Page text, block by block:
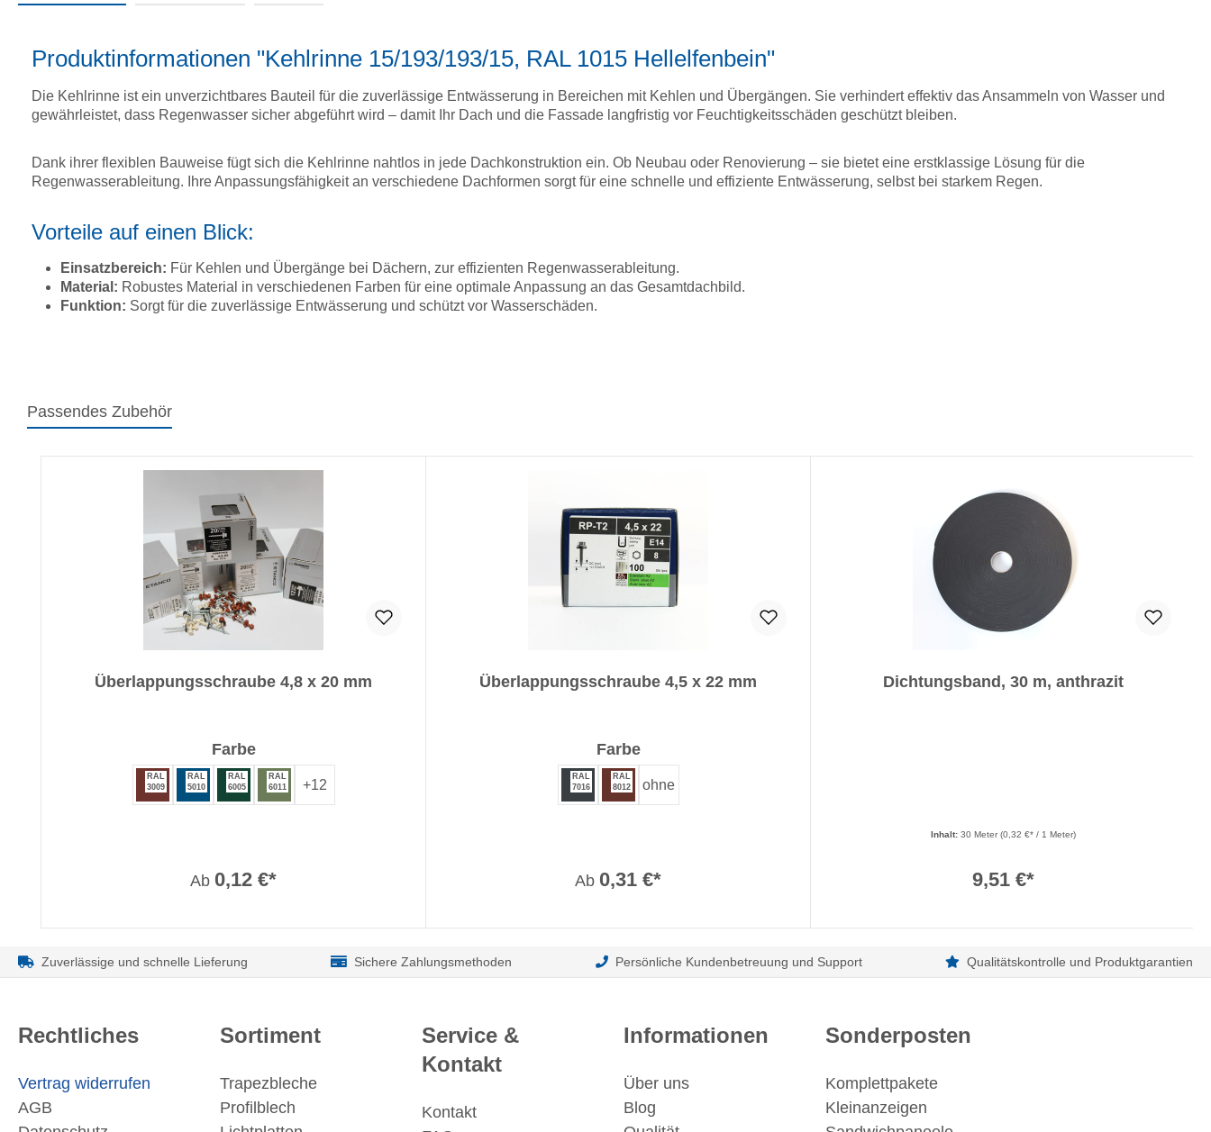
Produktinformationen "Kehlrinne 15/193/193/15, RAL 1015 Hellelfenbein"
Die Kehlrinne ist ein unverzichtbares Bauteil für die zuverlässige Entwässerung in Bereichen mit Kehlen und Übergängen. Sie verhindert effektiv das Ansammeln von Wasser und
gewährleistet, dass Regenwasser sicher abgeführt wird – damit Ihr Dach und die Fassade langfristig vor Feuchtigkeitsschäden geschützt bleiben.
Dank ihrer flexiblen Bauweise fügt sich die Kehlrinne nahtlos in jede Dachkonstruktion ein. Ob Neubau oder Renovierung – sie bietet eine erstklassige Lösung für die
Regenwasserableitung. Ihre Anpassungsfähigkeit an verschiedene Dachformen sorgt für eine schnelle und effiziente Entwässerung, selbst bei starkem Regen.
Vorteile auf einen Blick:
Einsatzbereich: Für Kehlen und Übergänge bei Dächern, zur effizienten Regenwasserableitung.
Material: Robustes Material in verschiedenen Farben für eine optimale Anpassung an das Gesamtdachbild.
Funktion: Sorgt für die zuverlässige Entwässerung und schützt vor Wasserschäden.
Passendes Zubehör
Überlappungsschraube 4,8 x 20 mm
Farbeauswählen
RAL
3009
RAL
5010
RAL
6005
RAL
6011
+12
Ab 0,12 €*
Überlappungsschraube 4,5 x 22 mm
Farbeauswählen
RAL
7016
RAL
8012
ohne
Ab 0,31 €*
Dichtungsband, 30 m, anthrazit
Inhalt: 30 Meter (0,32 €* / 1 Meter)
9,51 €*
Zuverlässige und schnelle Lieferung Sichere Zahlungsmethoden Persönliche Kundenbetreuung und Support Qualitätskontrolle und Produktgarantien
Rechtliches
Vertrag widerrufen
AGB
Sortiment
Trapezbleche
Profilblech
Service &
Kontakt
Kontakt
Informationen
Über uns
Blog
Sonderposten
Komplettpakete
Kleinanzeigen